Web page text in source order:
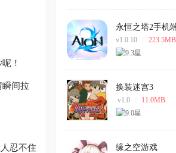
！
间拉
忍不住
永恒之塔2手机
v1.0.10 223.5MB
换装迷宫3
v1.0 11.0MB
缘之空游戏